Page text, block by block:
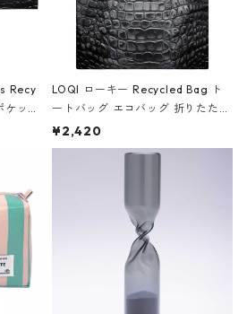
Recy
ット
ラベ
LOQI ローキー Recycled Bag ト
ートバッグ エコバッグ 折りたたみ
大きめ 撥水加工 収納ポーチ CRO
CODILE/Black クロコダイル/ブラ
¥2,420